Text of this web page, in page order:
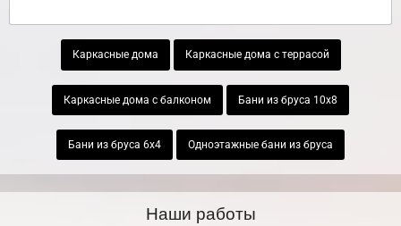
Каркасные дома Каркасные дома с террасой
Каркасные дома с балконом Бани из бруса 10х8
Бани из бруса 6х4 Одноэтажные бани из бруса
Наши работы